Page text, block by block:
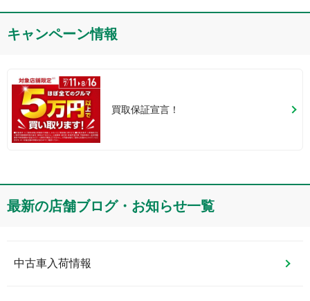
キャンペーン情報
買取保証宣言！
最新の店舗ブログ・お知らせ一覧
中古車入荷情報